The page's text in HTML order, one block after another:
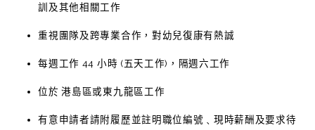
訓及其他相關工作
重視團隊及跨專業合作，對幼兒復康有熱誠
每週工作 44 小時 (五天工作)，隔週六工作
位於 港島區或東九龍區工作
有意申請者請附履歷並註明職位編號﹑現時薪酬及要求待